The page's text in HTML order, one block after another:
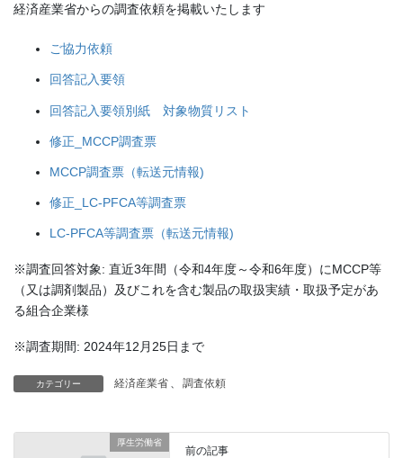
経済産業省からの調査依頼を掲載いたします
ご協力依頼
回答記入要領
回答記入要領別紙 対象物質リスト
修正_MCCP調査票
MCCP調査票（転送元情報)
修正_LC-PFCA等調査票
LC-PFCA等調査票（転送元情報)
※調査回答対象: 直近3年間（令和4年度～令和6年度）にMCCP等
（又は調剤製品）及びこれを含む製品の取扱実績・取扱予定があ
る組合企業様
※調査期間: 2024年12月25日まで
カテゴリー 経済産業省 、 調査依頼
厚生労働省
前の記事